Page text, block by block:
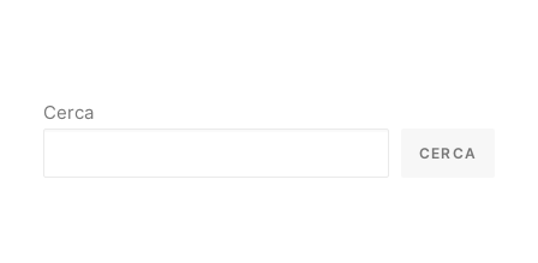
Cerca
CERCA